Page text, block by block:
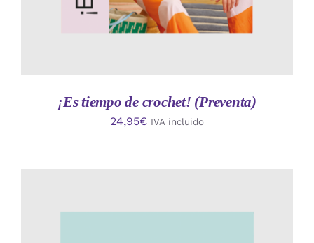
¡Es tiempo de crochet! (Preventa)
24,95€ IVA incluido